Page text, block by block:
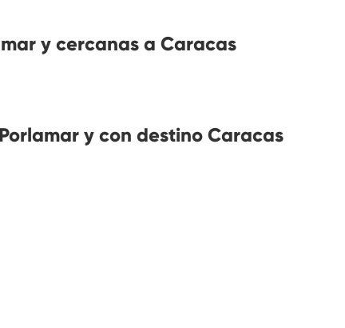
y cercanas a Caracas
y con destino Caracas